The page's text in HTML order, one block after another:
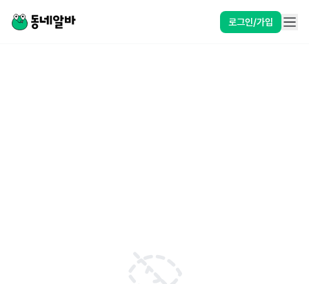
로그인/가입